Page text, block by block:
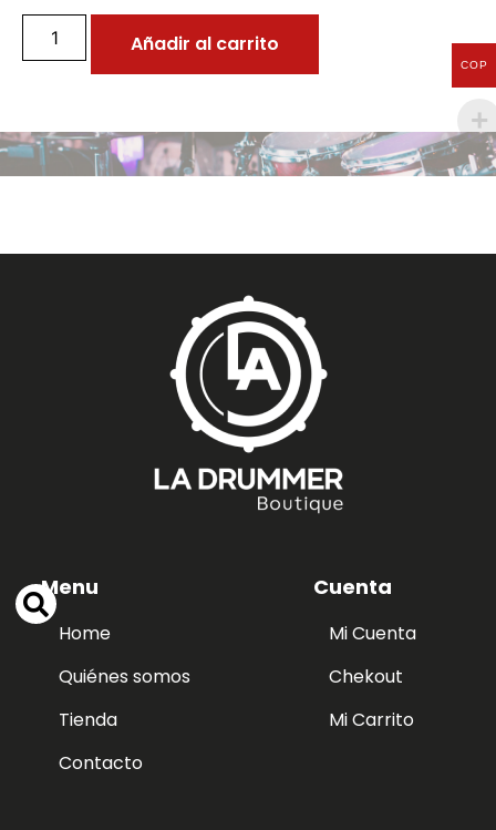
Añadir al carrito
Menu
Home
Quiénes somos
Tienda
Contacto
Cuenta
Mi Cuenta
Chekout
Mi Carrito
COP